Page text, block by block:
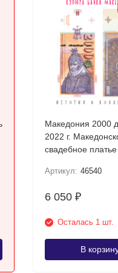
Македония 2000
2022 г.
свадебное платье
Артикул: 46540
6 050 ₽
Осталась 1 шт.
В